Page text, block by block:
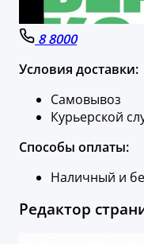
8 8000
Условия доставки:
Самовывоз
Курьерской
Способы оплаты:
Наличный и
Редактор